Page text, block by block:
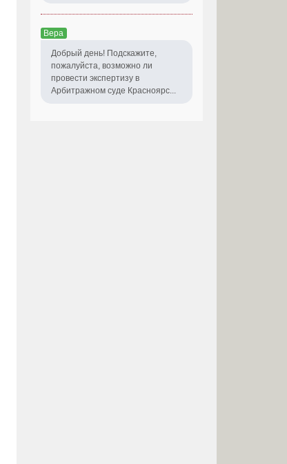
Вера
Добрый день! Подскажите,
пожалуйста, возможно ли
провести экспертизу в
Арбитражном суде Красноярс...